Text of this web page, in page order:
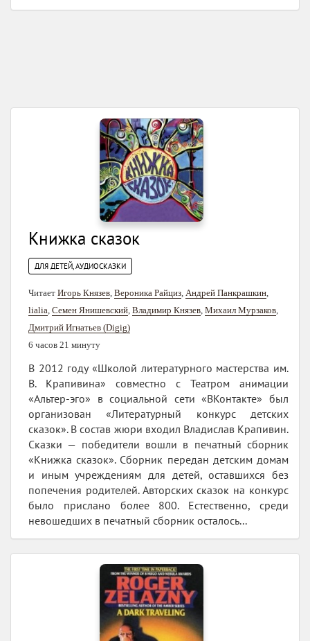
Книжка сказок
ДЛЯ ДЕТЕЙ, АУДИОСКАЗКИ
Читает Игорь Князев, Вероника Райциз, Андрей Панкрашкин,
lialia, Семен Янишевский, Владимир Князев, Михаил Мурзаков,
Дмитрий Игнатьев (Digig)
6 часов 21 минуту
В 2012 году «Школой литературного мастерства им.
В. Крапивина» совместно с Театром анимации
«Альтер-эго» в социальной сети «ВКонтакте» был
организован «Литературный конкурс детских
сказок». В состав жюри входил Владислав Крапивин.
Сказки — победители вошли в печатный сборник
«Книжка сказок». Сборник передан детским домам
и иным учреждениям для детей, оставшихся без
попечения родителей. Авторских сказок на конкурс
было прислано более 800. Естественно, среди
невошедших в печатный сборник осталось...